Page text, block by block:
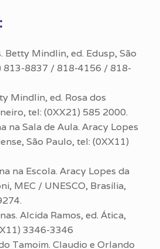
Betty Mindlin, ed. Edusp, São
813-8837 / 818-4156 / 818-
Mindlin, ed. Rosa dos
tel: (0XX21) 585 2000.
na Sala de Aula. Aracy Lopes
São Paulo, tel: (0XX11)
na Escola. Aracy Lopes da
MEC / UNESCO, Brasília,
Alcida Ramos, ed. Ática,
3346-3346
Tamoim. Claudio e Orlando